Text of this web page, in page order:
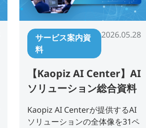
サービス案内資
料
2026.05.28
【Kaopiz AI Center】AI
ソリューション総合資料
Kaopiz AI Centerが提供するAI
ソリューションの全体像を31ペ